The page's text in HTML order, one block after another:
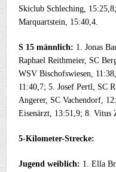
Skiclub Schleching,
Marquartstein, 15:40,4.
S 15 männlich: 1. Jonas
Raphael Reithmeier, SC
WSV Bischofswiesen,
11:40,7; 5. Josef Pertl, SC
Angerer, SC Vachendorf,
Eisenärzt, 13:51,9; 8. Vitus
5-Kilometer-Strecke:
Jugend weiblich: 1. Ella